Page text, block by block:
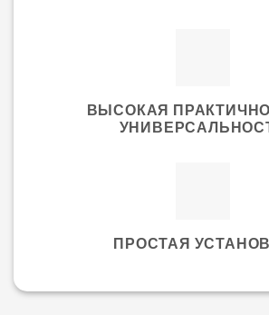
ВЫСОКАЯ
ПРОСТАЯ